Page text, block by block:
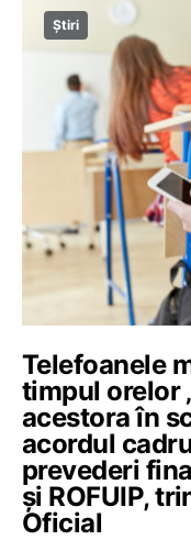
Știri
Telefoanele
timpul orelor
acestora în
acordul
prevederi
și ROFUIP,
Oficial